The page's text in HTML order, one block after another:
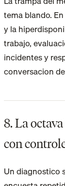
tema blando.
y la
trabajo,
incidentes y
conversacion
8. La
con
Un diagnostico